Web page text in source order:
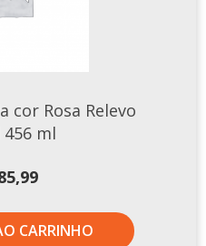
cor Rosa Relevo
456 ml
CARRINHO